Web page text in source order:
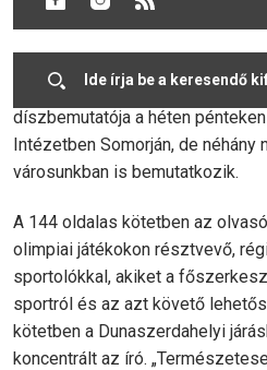
megjelent írásainak gyűjteménye
díszbemutatója a héten
Intézetben Somorján, de néhány
városunkban is bemutatkozik.
A 144 oldalas kötetben az
olimpiai játékokon résztvevő,
sportolókkal, akiket a
sportról és az azt követő
kötetben a Dunaszerdahelyi
koncentrált az író.